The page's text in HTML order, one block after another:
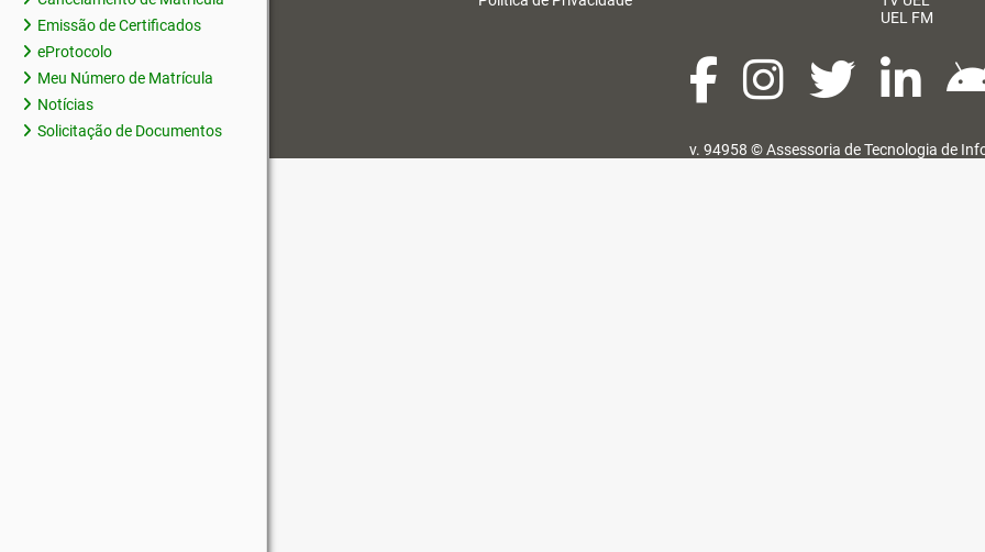
Emissão de Certificados
eProtocolo
Meu Número de Matrícula
Notícias
Solicitação de Documentos
UEL FM
v. 94958 ©Assessoria de Tecnologia de